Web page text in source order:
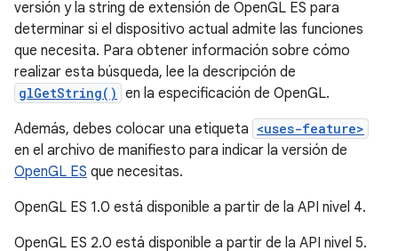
versión y la string de extensión de OpenGL ES para
determinar si el dispositivo actual admite las funciones
que necesita. Para obtener información sobre cómo
realizar esta búsqueda, lee la descripción de
glGetString() en la especificación de OpenGL.
Además, debes colocar una etiqueta <uses-feature>
en el archivo de manifiesto para indicar la versión de
OpenGL ES que necesitas.
OpenGL ES 1.0 está disponible a partir de la API nivel 4.
OpenGL ES 2.0 está disponible a partir de la API nivel 5.